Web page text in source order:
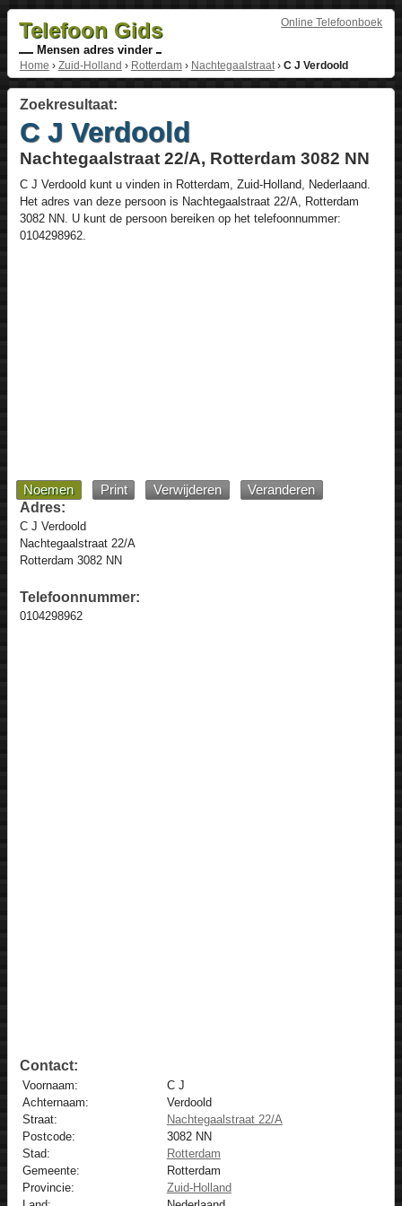
Online Telefoonboek
Telefoon Gids
Mensen adres vinder
Home › Zuid-Holland › Rotterdam› Nachtegaalstraat› C J Verdoold
Zoekresultaat:
C J Verdoold
Nachtegaalstraat 22/A, Rotterdam 3082 NN
C J Verdooldkunt u vinden in Rotterdam Zuid-Holland, Nederlaand.
Het adres van deze persoon is Nachtegaalstraat 22/A, Rotterdam
3082 NN. U kunt de persoon bereiken op het telefoonnummer:
0104298962.
Noemen Print Verwijderen
Veranderen
Adres:
C J Verdoold
Nachtegaalstraat 22/A
Rotterdam 3082 NN
Telefoonnummer:
0104298962
Contact:
Voornaam:
C J
Achternaam:
Verdoold
Straat:
Nachtegaalstraat 22/A
Postcode:
3082 NN
Stad:
Rotterdam
Gemeente:
Rotterdam
Provincie:
Zuid-Holland